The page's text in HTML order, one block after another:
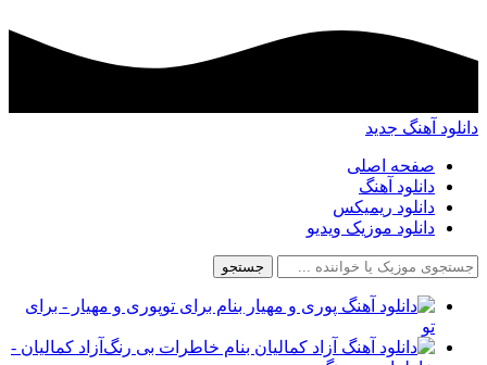
دانلود آهنگ جدید
صفحه اصلی
دانلود آهنگ
دانلود ریمیکس
دانلود موزیک ویدیو
جستجو
پوری و مهیار - برای
تو
آزاد کمالیان -